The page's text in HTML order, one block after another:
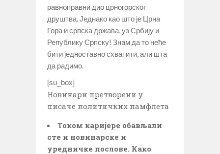
равноправни дио црногорског
друштва. Једнако као што је Црна
Гора и српска држава, уз Србију и
Републику Српску! Знам да то неће
бити једноставно схватити, али шта
да радимо.
[su_box]
Новинари претворени у
писаче политичких памфлета
Током каријере обављали
сте и новинарске и
уредничке послове. Како